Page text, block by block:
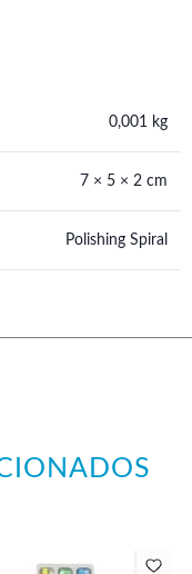
0,001 kg
7 × 5 × 2 cm
Polishing Spiral